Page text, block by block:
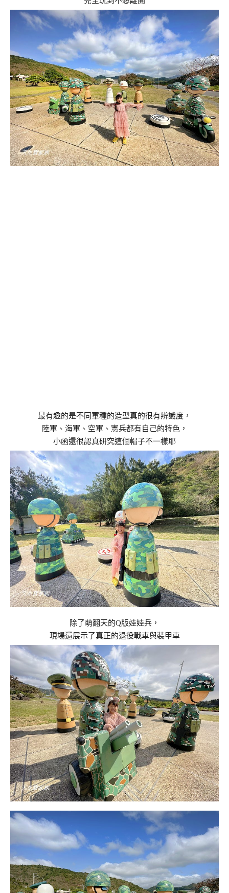
最有趣的是不同軍種的造型真的很有辨識度，
陸軍、海軍、空軍、憲兵都有自己的特色，
小函還很認真研究這個帽子不一樣耶
除了萌翻天的Q版娃娃兵，
現場還展示了真正的退役戰車與裝甲車